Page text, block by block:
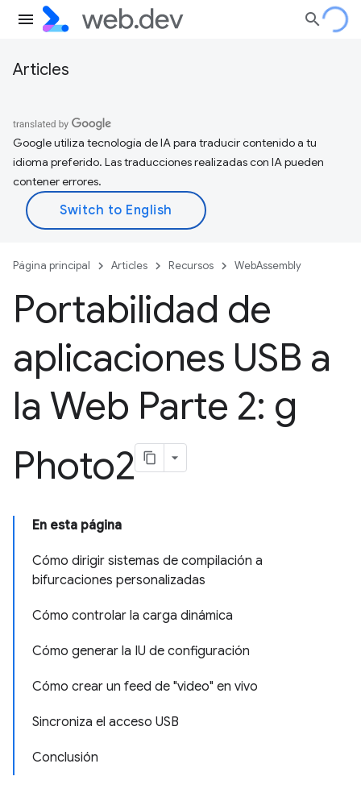
Articles
Google utiliza tecnología de IA para traducir contenido a tu
idioma preferido. Las traducciones realizadas con IA pueden
contener errores.
Página principal Articles Recursos WebAssembly
Portabilidad de
aplicaciones USB a
la Web Parte 2: g
Photo2
En esta página
Cómo dirigir sistemas de compilación a
bifurcaciones personalizadas
Cómo controlar la carga dinámica
Cómo generar la IU de configuración
Cómo crear un feed de "video" en vivo
Sincroniza el acceso USB
Conclusión